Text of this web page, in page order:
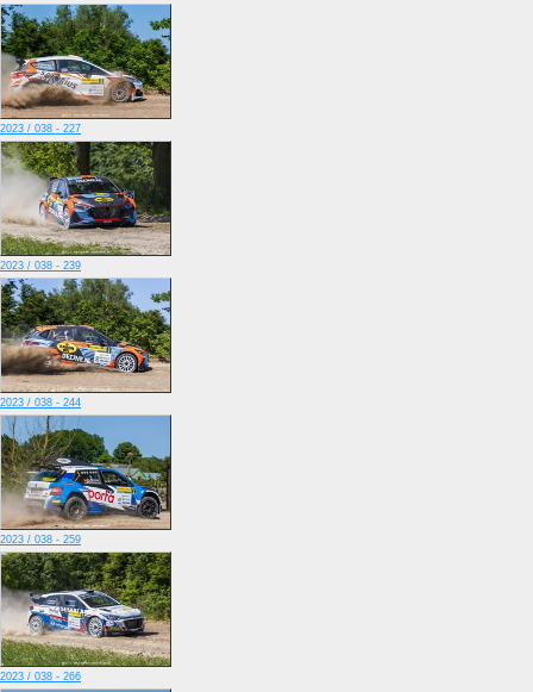
2023 / 038 - 227
2023 / 038 - 239
2023 / 038 - 244
2023 / 038 - 259
2023 / 038 - 266